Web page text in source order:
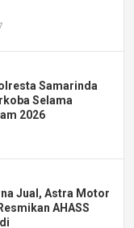
Samarinda
Selama
2026
Jual, Astra Motor
AHASS